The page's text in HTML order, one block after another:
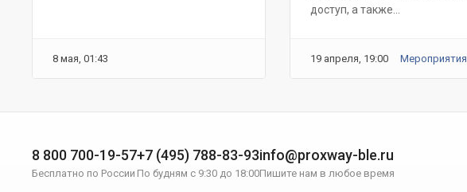
8 мая, 01:43
доступ, а также...
19 апреля, 19:00 Мероприятия
8 800 700-19-57
Бесплатно по России
+7 (495) 788-83-93
По будням с 9:30 до 18:00
info@proxway-ble.ru
Пишите нам в любое время